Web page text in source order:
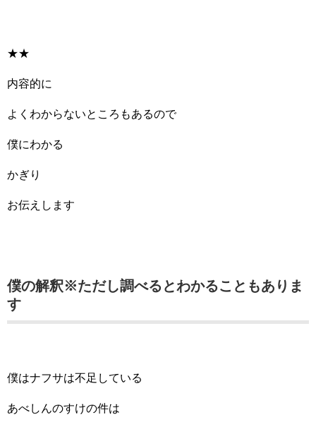
★★
内容的に
よくわからないところもあるので
僕にわかる
かぎり
お伝えします
僕の解釈※ただし調べるとわかることもありま
す
僕はナフサは不足している
あべしんのすけの件は